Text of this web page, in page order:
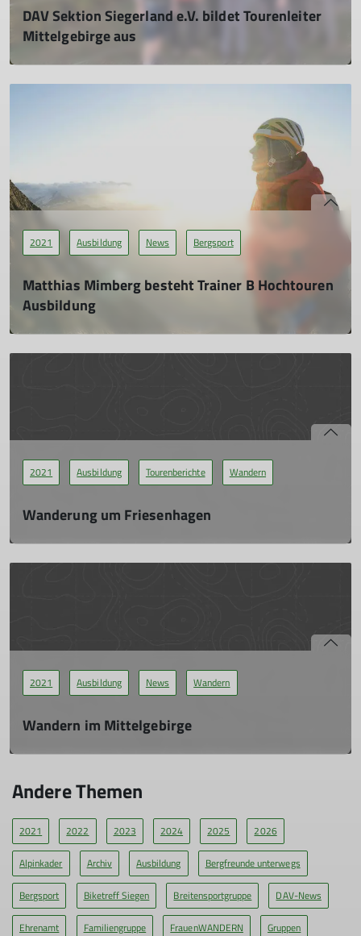
DAV Sektion Siegerland e.V. bildet Tourenleiter
Mittelgebirge aus
02.11.2021
Immer wieder kommt es auch bei organisierten
2021 Ausbildung News Bergsport
Matthias Mimberg besteht Trainer B Hochtouren
Ausbildung
06.08.2021
Mattias Mimberg von der DAV Sektion Siegerland e.V. des
2021 Ausbildung Tourenberichte Wandern
Wanderung um Friesenhagen
02.11.2021
Am zweiten Tag unseres Grundkurses „Wandern im
2021 Ausbildung News Wandern
Wandern im Mittelgebirge
05.11.2021
Aber das machen wir doch schon erfolgreich seit vielen
mehr erfahren
Andere Themen
2021 2022 2023 2024 2025 2026
Alpinkader Archiv Ausbildung Bergfreunde unterwegs
Bergsport Biketreff Siegen Breitensportgruppe DAV-News
Ehrenamt Familiengruppe FrauenWANDERN Gruppen